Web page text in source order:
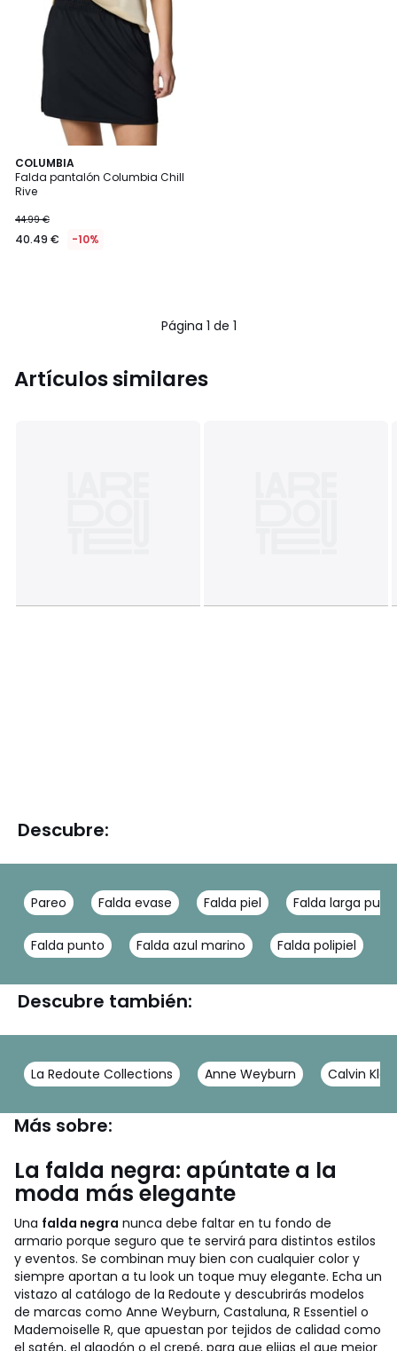
COLUMBIA
Falda pantalón Columbia Chill
Rive
44.99 €
40.49 € -10%
Página 1 de 1
Artículos similares
Descubre:
Pareo Falda evase Falda piel Falda larga
Falda punto Falda azul marino Falda polipiel
Descubre también:
La Redoute Collections Anne Weyburn Calvin
Más sobre:
La falda negra: apúntate a la
moda más elegante
Una falda negra nunca debe faltar en tu fondo de
armario porque seguro que te servirá para distintos estilos
y eventos. Se combinan muy bien con cualquier color y
siempre aportan a tu look un toque muy elegante. Echa un
vistazo al catálogo de la Redoute y descubrirás modelos
de marcas como Anne Weyburn, Castaluna, R Essentiel o
Mademoiselle R, que apuestan por tejidos de calidad como
el satén, el algodón o el crepé, para que elijas el que mejor